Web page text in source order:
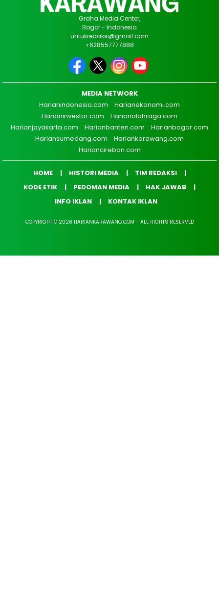
Graha Media Center,
Bogor - Indonesia
untukredaksi@gmail.com
+628557777888
MEDIA NETWORK
Harianindonesia.com
Harianekonomi.com
Harianinvestor.com
Harianolahraga.com
Harianjayakarta.com
Harianbanten.com
Harianbogor.com
Hariansumedang.com
Hariankarawang.com
Hariancirebon.com
HOME HISTORI MEDIA
TIM REDAKSI
KODE ETIK
PEDOMAN MEDIA
HAK JAWAB
INFO IKLAN
KONTAK IKLAN
COPYRIGHT © 2026 HARIANKARAWANG.COM - ALL RIGHTS RESERVED